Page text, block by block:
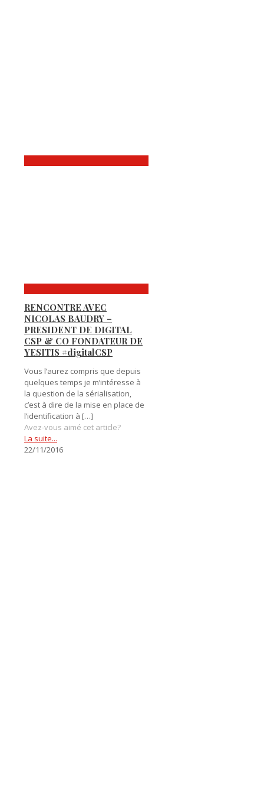
RENCONTRE AVEC
NICOLAS BAUDRY –
PRESIDENT DE DIGITAL
CSP & CO FONDATEUR DE
YESITIS #digitalCSP
Vous l’aurez compris que depuis
quelques temps je m’intéresse à
la question de la sérialisation,
c’est à dire de la mise en place de
l’identification à […]
Avez-vous aimé cet article?
La suite...
22/11/2016